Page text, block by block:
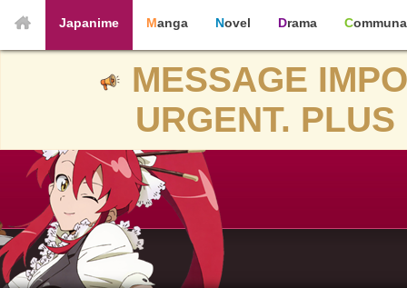
Japanime Manga Novel Drama
MESSAGE
URGENT.